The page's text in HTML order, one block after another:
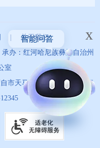
关于我们
办：红河哈尼族彝族自治州
室
自市天马路67号 政务服务便
x